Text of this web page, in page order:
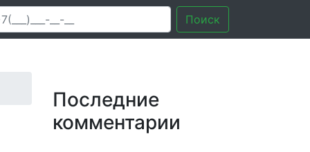
Поиск
Последние
комментарии